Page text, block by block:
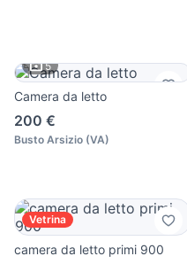
5
Camera da letto
200 €
Busto Arsizio (VA)
Vetrina
camera da letto primi 900